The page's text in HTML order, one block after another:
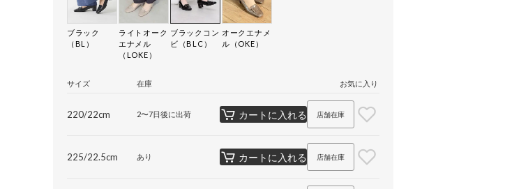
ブラック
（BL）
ライトオーク
エナメル
（LOKE）
ブラックコン
ビ（BLC）
オークエナメ
ル（OKE）
サイズ 在庫 お気に入り
220/22cm 2〜7日後に出荷 カートに入れる 店舗在庫
225/22.5cm あり カートに入れる 店舗在庫